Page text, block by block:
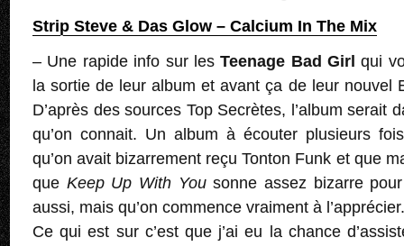
Strip Steve & Das Glow – Calcium In The Mix
– Une rapide info sur lesTeenage Bad Girl qui
la sortie de leur album et avant ça de leur nouvel
D’après des sources Top Secrètes, l’album serait
qu’on connait. Un album à écouter plusieurs
qu’on avait bizarrement reçu Tonton Funk et que
que Keep Up With Yousonne assez bizarre
aussi, mais qu’on commence vraiment à l’apprécier.
Ce qui est sur c’est que j’ai eu la chance